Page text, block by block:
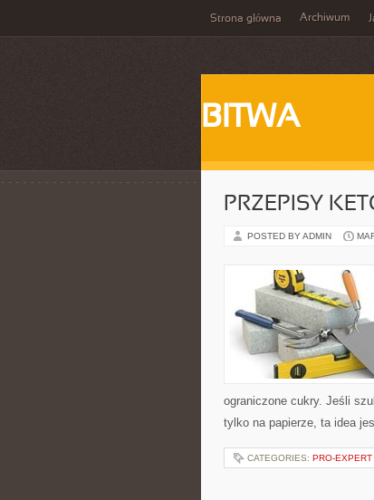
Strona główna Archiwum
BITWA
PRZEPISY
POSTED BY ADMIN
ograniczone cukry. Jeśli
tylko na papierze, ta idea
CATEGORIES: PRO-EXPERT